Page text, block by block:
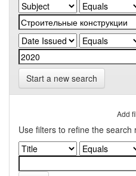
Start a new search
Add
Use filters to refine the search